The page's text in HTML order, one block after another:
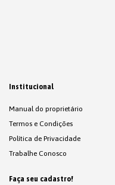
Institucional
Manual do proprietário
Termos e Condições
Política de Privacidade
Trabalhe Conosco
Faça seu cadastro!